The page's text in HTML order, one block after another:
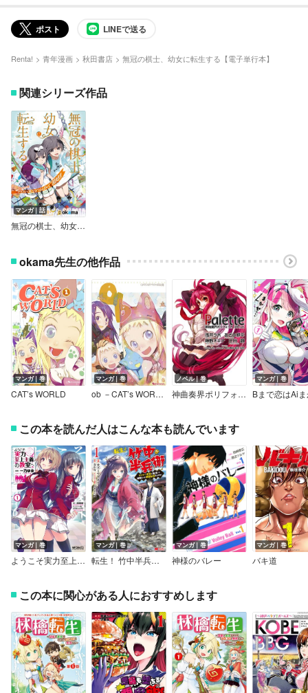
ポスト LINEで送る
Renta! 青年漫画 秋田書店 無冠の棋士、幼女に転生する【電子単行本】
関連シリーズ作品
マンガ｜話
無冠の棋士、幼女に転生する（話売り）
okama先生の他作品
マンガ｜巻
CAT’s WORLD
マンガ｜巻
ob －CAT’s WORLD 特別編－
ノベル｜巻
神曲奏界ポリフォニカ ぱれっと
マンガ｜巻
この本を読んだ人はこんな本も読んでいます
マンガ｜巻
ようこそ実力至上主義の教室へ
マンガ｜巻
転生！ 竹中半兵衛 マイナー武将に転生した仲間たちと戦国乱世を生き抜く（コミック）
マンガ｜巻
神様のバレー
マンガ｜巻
バキ道
この本に関心がある人におすすめします